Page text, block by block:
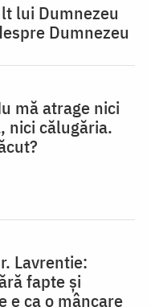
lui Dumnezeu
Dumnezeu
mă atrage nici
nici călugăria.
Lavrentie:
fapte și
e ca o mâncare